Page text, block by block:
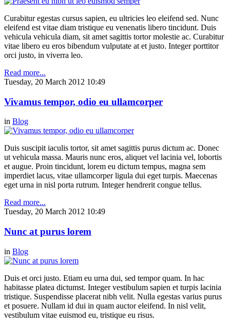
Curabitur egestas cursus sapien, eu ultricies leo eleifend sed. Nunc
eleifend est vitae diam tristique eu venenatis libero tincidunt. Duis
vehicula vehicula diam, sit amet sagittis tortor molestie ac. Curabitur
vitae libero eu eros bibendum vulputate at et justo. Integer porttitor
orci justo, in viverra leo.
Read more...
Tuesday, 20 March 2012 10:49
Vivamus tempor, odio eu ullamcorper
in Blog
Duis suscipit iaculis tortor, sit amet sagittis purus dictum ac. Donec
ut vehicula massa. Mauris nunc eros, aliquet vel lacinia vel, lobortis
et augue. Proin tincidunt, lorem eu dictum tempus, magna sem
imperdiet lacus, vitae ullamcorper ligula dui eget turpis. Maecenas
eget urna in nisl porta rutrum. Integer hendrerit congue tellus.
Read more...
Tuesday, 20 March 2012 10:49
Nunc at purus lorem
in Blog
Duis et orci justo. Etiam eu urna dui, sed tempor quam. In hac
habitasse platea dictumst. Integer vestibulum sapien et turpis lacinia
tristique. Suspendisse placerat nibh velit. Nulla egestas varius purus
et posuere. Nullam id dui in quam auctor eleifend. In nisl velit,
vestibulum vitae euismod eu, tristique eu risus.